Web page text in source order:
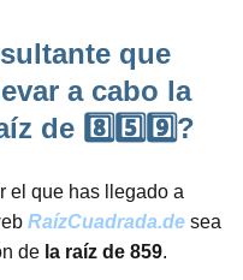
que
a cabo la
de 8️⃣5️⃣9️⃣?
el que has llegado a
RaízCuadrada.de sea
de la raíz de 859.